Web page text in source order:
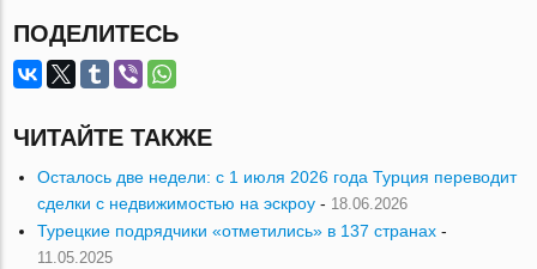
ПОДЕЛИТЕСЬ
ЧИТАЙТЕ ТАКЖЕ
Осталось две недели: с 1 июля 2026 года Турция переводит
сделки с недвижимостью на эскроу - 18.06.2026
Турецкие подрядчики «отметились» в 137 странах -
11.05.2025